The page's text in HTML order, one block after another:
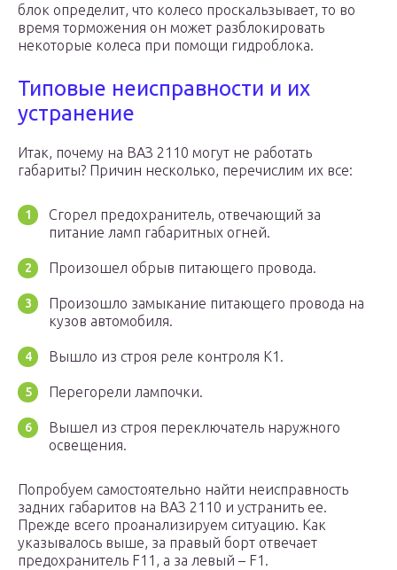
блок определит, что колесо проскальзывает, то во
время торможения он может разблокировать
некоторые колеса при помощи гидроблока.
Типовые неисправности и их
устранение
Итак, почему на ВАЗ 2110 могут не работать
габариты? Причин несколько, перечислим их все:
Сгорел предохранитель, отвечающий за
питание ламп габаритных огней.
Произошел обрыв питающего провода.
Произошло замыкание питающего провода на
кузов автомобиля.
Вышло из строя реле контроля К1.
Перегорели лампочки.
Вышел из строя переключатель наружного
освещения.
Попробуем самостоятельно найти неисправность
задних габаритов на ВАЗ 2110 и устранить ее.
Прежде всего проанализируем ситуацию. Как
указывалось выше, за правый борт отвечает
предохранитель F11, а за левый – F1.